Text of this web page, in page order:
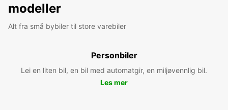
modeller
Alt fra små bybiler til store varebiler
Personbiler
Lei en liten bil, en bil med automatgir, en miljøvennlig bil.
Les mer